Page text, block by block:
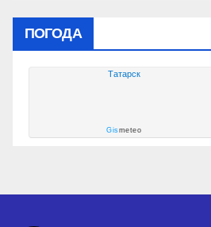
ПОГОДА
Татарск
Gismeteo